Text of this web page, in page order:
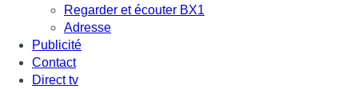
Regarder et écouter BX1
Adresse
Publicité
Contact
Direct tv